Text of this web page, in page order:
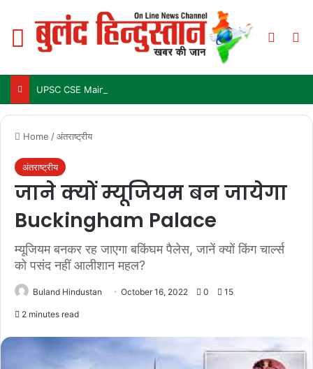
Menu
Home /अंतराष्ट्रीय
अंतराष्ट्रीय
जाने क्यों म्यूजियम बन जायेगा
Buckingham Palace
म्यूजियम बनकर रह जाएगा बकिंघम पैलेस, जानें क्यों किंग चार्ल्स
को पसंद नहीं आलीशान महल?
Buland Hindustan October 16, 2022 0 15
2 minutes read